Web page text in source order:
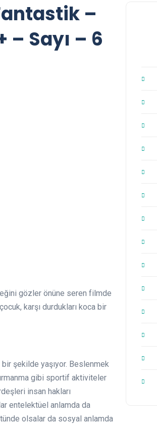
–
Sayı – 6
gözler önüne seren filmde
karşı durdukları koca bir
şekilde yaşıyor. Beslenmek
gibi sportif aktiviteler
insan hakları
entelektüel anlamda da
olsalar da sosyal anlamda